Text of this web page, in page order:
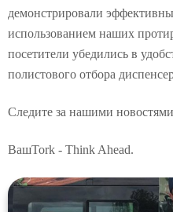
демонстрировали
использованием наших
посетители убедились в
полистового отбора
Следите за нашими
ВашTork - Think Ahead.